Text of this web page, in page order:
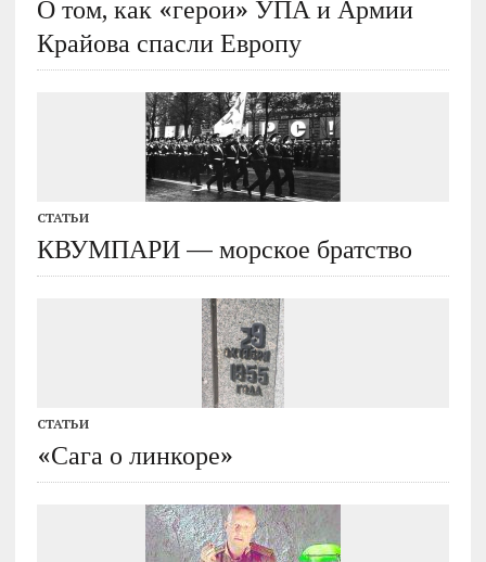
О том, как «герои» УПА и Армии
Крайова спасли Европу
СТАТЬИ
КВУМПАРИ — морское братство
СТАТЬИ
«Сага о линкоре»